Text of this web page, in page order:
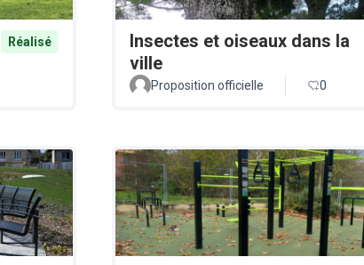
Réalisé
Insectes et oiseaux dans la
ville
Proposition officielle 0